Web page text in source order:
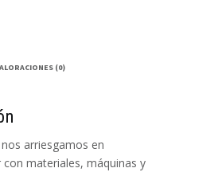
(0)
nos arriesgamos en
con materiales, máquinas y